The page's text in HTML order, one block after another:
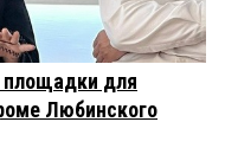
площадки для
Любинского